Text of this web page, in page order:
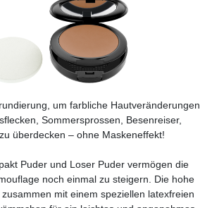
um farbliche Hautveränderungen
Sommersprossen, Besenreiser,
überdecken – ohne Maskeneffekt!
Puder und Loser Puder vermögen die
noch einmal zu steigern. Die hohe
mit einem speziellen latexfreien